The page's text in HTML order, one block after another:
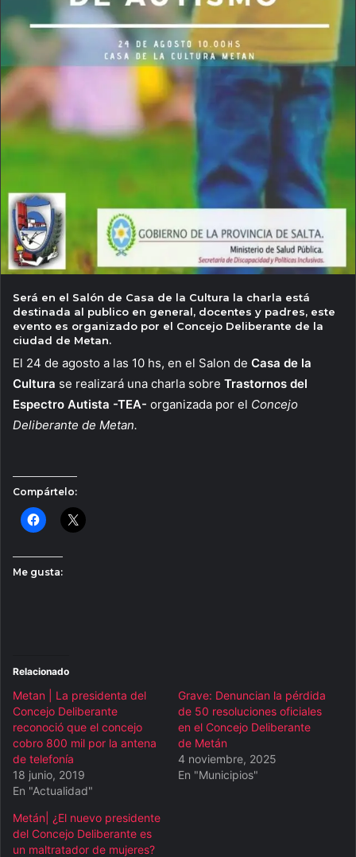
Será en el Salón de Casa de la Cultura la charla está
destinada al publico en general, docentes y padres, este
evento es organizado por el Concejo Deliberante de la
ciudad de Metan.
El 24 de agosto a las 10 hs, en el Salon de Casa de la
Cultura se realizará una charla sobre Trastornos del
Espectro Autista -TEA- organizada por el Concejo
Deliberante de Metan.
Compártelo:
Me gusta:
Relacionado
Metan | La presidenta del
Concejo Deliberante
reconoció que el concejo
cobro 800 mil por la antena
de telefonía
18 junio, 2019
En "Actualidad"
Grave: Denuncian la pérdida
de 50 resoluciones oficiales
en el Concejo Deliberante
de Metán
4 noviembre, 2025
En "Municipios"
Metán| ¿El nuevo presidente
del Concejo Deliberante es
un maltratador de mujeres?